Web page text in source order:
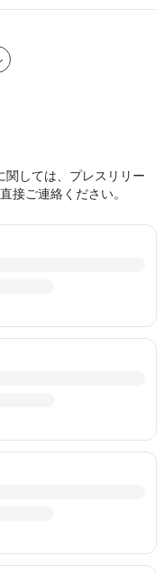
関しては、プレスリリー
接ご連絡ください。